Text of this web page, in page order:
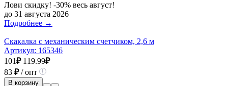
Лови скидку! -30% весь август!
до 31 августа 2026
Подробнее →
Скакалка с механическим счетчиком, 2,6 м
Артикул: 165346
101₽ 119.99₽
83 ₽/ опт
В корзину